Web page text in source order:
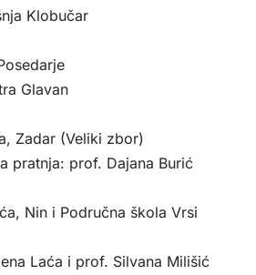
Klobučar
Glavan
Zadar (Veliki zbor)
pratnja: prof. Dajana Burić
Nin i Područna škola Vrsi
Laća i prof. Silvana Milišić